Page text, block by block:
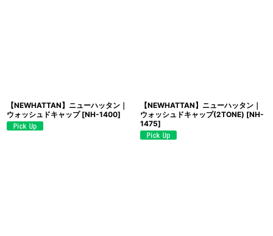
【NEWHATTAN】ニューハッタン｜
ウォッシュドキャップ [NH-1400]
【NEWHATTAN】ニューハッタン｜
ウォッシュドキャップ(2TONE) [NH-
1475]